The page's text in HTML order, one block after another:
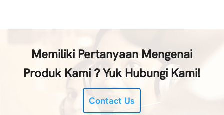
Memiliki Pertanyaan Mengenai
Produk Kami ? Yuk Hubungi Kami!
Contact Us